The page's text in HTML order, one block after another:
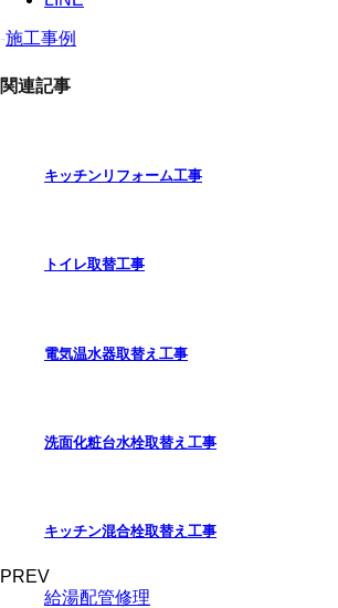
-施工事例
関連記事
キッチンリフォーム工事
トイレ取替工事
電気温水器取替え工事
洗面化粧台水栓取替え工事
キッチン混合栓取替え工事
PREV
給湯配管修理